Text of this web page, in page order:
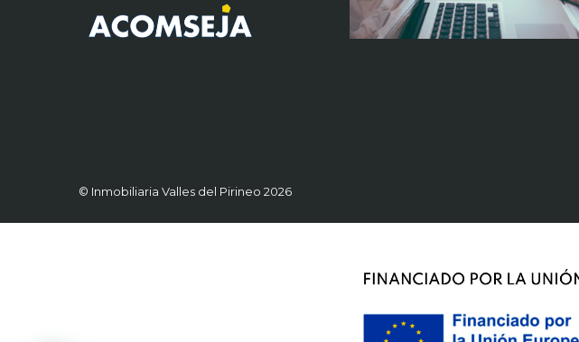
© Inmobiliaria Valles del Pirineo 2026